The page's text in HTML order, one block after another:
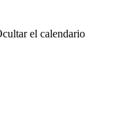
el calendario